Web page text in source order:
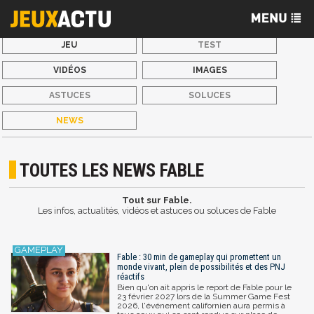
JEU TEST
VIDÉOS IMAGES
ASTUCES SOLUCES
NEWS
TOUTES LES NEWS FABLE
Tout sur Fable.
Les infos, actualités, vidéos et astuces ou soluces de Fable
Fable : 30 min de gameplay qui promettent un
monde vivant, plein de possibilités et des PNJ
réactifs
Bien qu'on ait appris le report de Fable pour le
23 février 2027 lors de la Summer Game Fest
2026, l'événement californien aura permis à